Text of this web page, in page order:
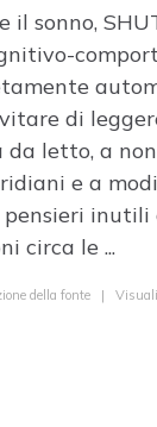
il sonno,
di
da letto, a
e a
inutili
circa le ...
della fonte |